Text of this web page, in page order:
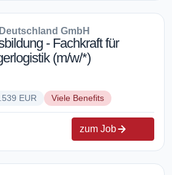
GmbH
- Fachkraft für
(m/w/*)
EUR Viele Benefits
zum Job